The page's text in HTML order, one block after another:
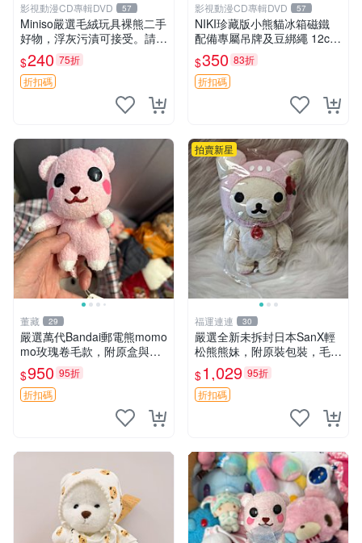
影視動漫CD專輯DVD 57
Miniso嚴選毛絨玩具裸熊二手
好物，浮灰污漬可接受。請詳
閱照片再下單，售出不退不
換。全新品相收藏推薦。 裸
熊 毛絨玩具 收藏
$240 75折
折扣碼
影視動漫CD專輯DVD 57
NIKI珍藏版小熊貓冰箱磁鐵
配備專屬吊牌及豆綁繩 12cm
廢品嚴選 好評推薦 小熊貓冰
箱貼 磁鐵掛件 冰箱飾品
$350 83折
折扣碼
董藏 29
嚴選萬代Bandai郵電熊momo
mo玫瑰卷毛款，附原盒與吊
牌，粉嫩可愛入手即柔軟～
玫瑰卷毛 郵電熊 正品
$950 95折
折扣碼
拍賣新星
福運連連 30
嚴選全新未拆封日本SanX輕
松熊熊妹，附原裝包裝，毛絨
質地極佳，細膩可愛，推薦收
藏兼送禮，適合女性好友或家
人，限量釋出。鬆熊、熊玩
$1,029 95折
折扣碼